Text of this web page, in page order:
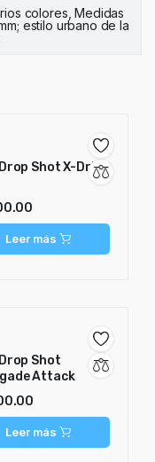
colores, Medidas
estilo urbano de la
Shot X-Drive
Leer más
Shot
Attack
Leer más